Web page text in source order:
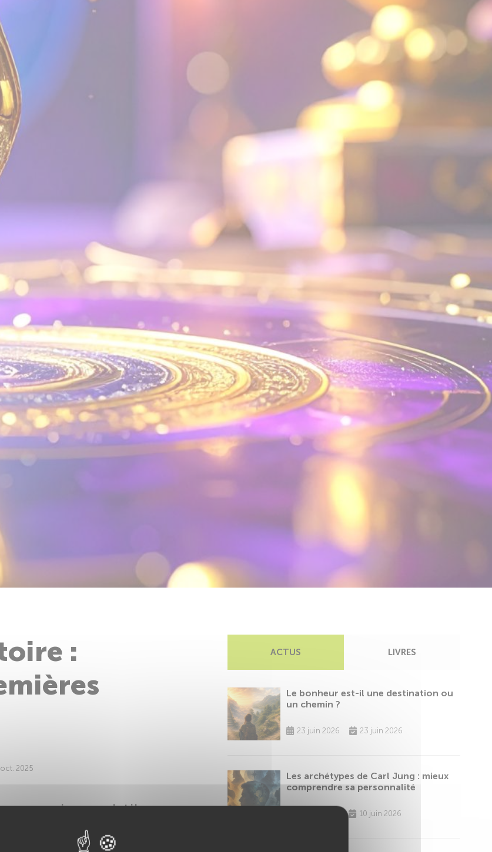
:
2025
subtile
est utilisé depuis des siècles
ACTUS LIVRES
Le bonheur est-il une destination ou
un chemin ?
23 juin 2026 23 juin 2026
Les archétypes de Carl Jung : mieux
comprendre sa personnalité
10 juin 2026